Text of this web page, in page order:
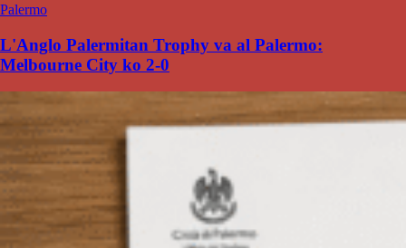
Palermo
L'Anglo Palermitan Trophy va al Palermo:
Melbourne City ko 2-0